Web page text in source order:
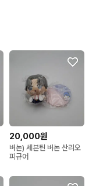
20,000원
버논) 세븐틴 버논 산리오
피규어